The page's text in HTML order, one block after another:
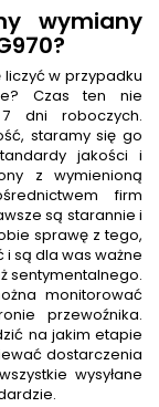
wymiany
liczyć w przypadku
Czas ten nie
dni roboczych.
staramy się go
jakości i
z wymienioną
firm
są starannie i
sprawę z tego,
są dla was ważne
sentymentalnego.
monitorować
przewoźnika.
na jakim etapie
dostarczenia
wysyłane